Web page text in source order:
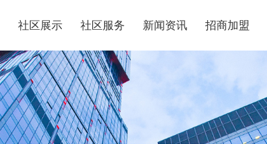
社区展示 社区服务 新闻资讯 招商加盟